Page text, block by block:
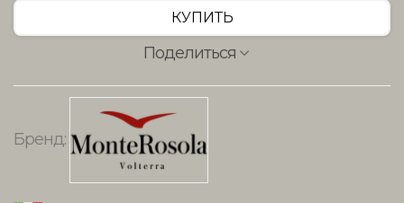
КУПИТЬ
Поделиться
Бренд: